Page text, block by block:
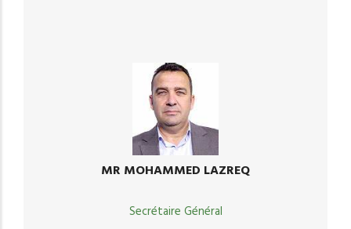
MR MOHAMMED LAZREQ
Secrétaire Général